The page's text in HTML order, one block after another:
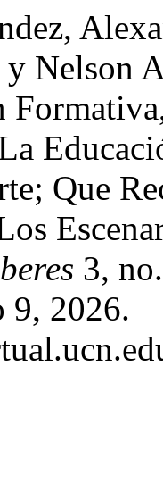
Nelson
Que
3,
9, 2026.